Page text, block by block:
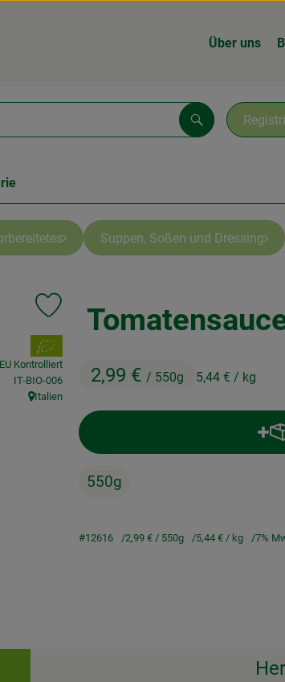
Über uns
Suchen
Suppen, Soßen und Dressing
2,99 € / 550g 5,44 € / kg
Produkt zu Favouriten hinzufügen
, Verband:
EU Kontrolliert
, Kontrollstelle:
IT-BIO-006
, Herkunft:
Italien
550g
#12616 2,99 € / 550g 5,44 € / kg 7%
Rezepte